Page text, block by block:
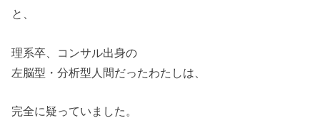
と、
理系卒、コンサル出身の
左脳型・分析型人間だったわたしは、
完全に疑っていました。